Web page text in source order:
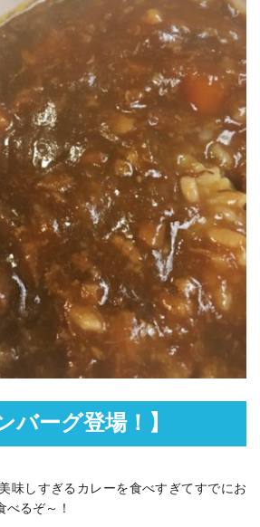
バーグ登場！】
味しすぎるカレーを食べすぎてすでにお
べるぞ～！